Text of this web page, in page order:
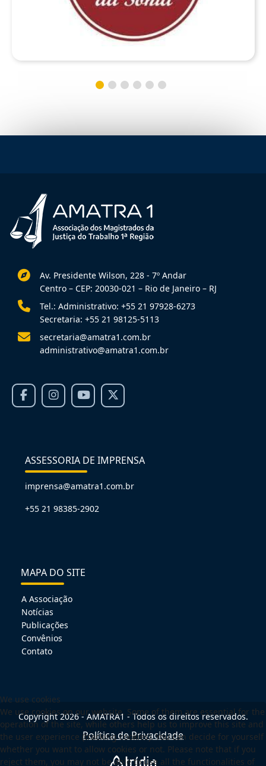
Av. Presidente Wilson, 228 - 7º Andar
Centro – CEP: 20030-021 – Rio de Janeiro – RJ
Tel.: Administrativo: +55 21 97928-6273
Secretaria: +55 21 98125-5113
secretaria@amatra1.com.br
administrativo@amatra1.com.br
ASSESSORIA DE IMPRENSA
imprensa@amatra1.com.br
+55 21 98385-2902
MAPA DO SITE
A Associação
Notícias
Publicações
Convênios
Contato
Copyright 2026 - AMATRA1 - Todos os direitos reservados.
Política de Privacidade
We use cookies
We use cookies on our website. Some of them are essential for the
operation of the site, while others help us to improve this site and
the user experience (tracking cookies). You can decide for yourself
whether you want to allow cookies or not. Please note that if you
reject them, you may not be able to use all the functionalities of